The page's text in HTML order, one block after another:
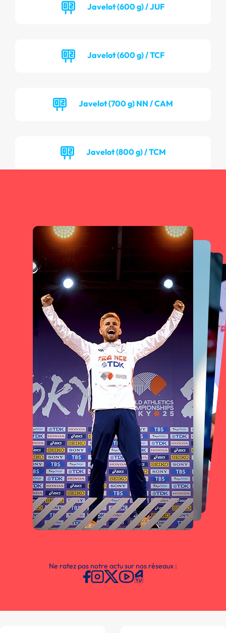
Javelot (600 g) / JUF
Javelot (600 g) / TCF
Javelot (700 g) NN / CAM
Javelot (800 g) / TCM
Ne ratez pas notre actu sur nos réseaux :